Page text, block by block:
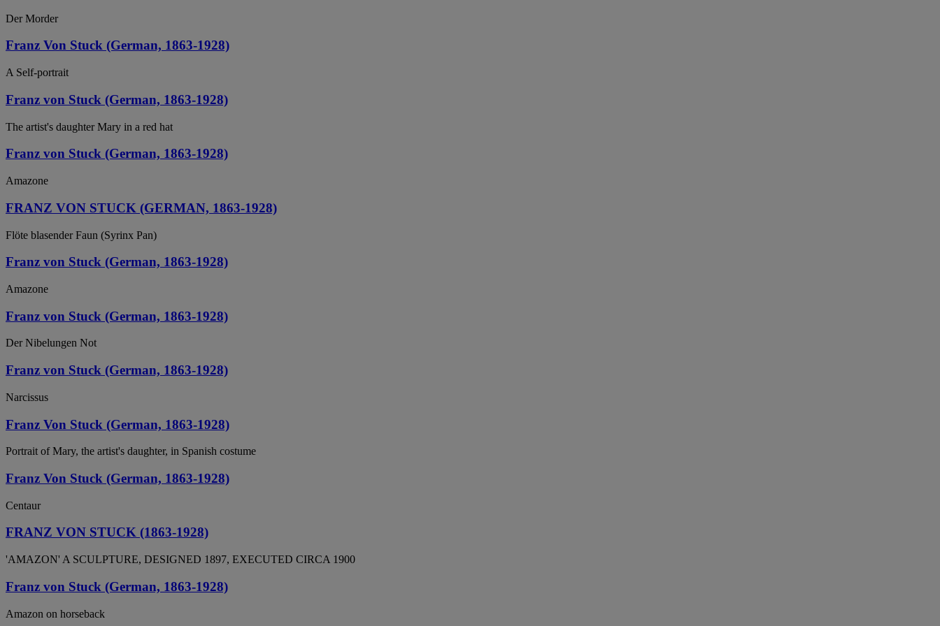
Der Morder
Franz Von Stuck (German, 1863-1928)
A Self-portrait
Franz von Stuck (German, 1863-1928)
The artist's daughter Mary in a red hat
Franz von Stuck (German, 1863-1928)
Amazone
FRANZ VON STUCK (GERMAN, 1863-1928)
Flöte blasender Faun (Syrinx Pan)
Franz von Stuck (German, 1863-1928)
Amazone
Franz von Stuck (German, 1863-1928)
Der Nibelungen Not
Franz von Stuck (German, 1863-1928)
Narcissus
Franz Von Stuck (German, 1863-1928)
Portrait of Mary, the artist's daughter, in Spanish costume
Franz Von Stuck (German, 1863-1928)
Centaur
FRANZ VON STUCK (1863-1928)
'AMAZON' A SCULPTURE, DESIGNED 1897, EXECUTED CIRCA 1900
Franz von Stuck (German, 1863-1928)
Amazon on horseback